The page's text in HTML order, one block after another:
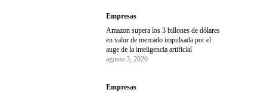
Empresas
Amazon supera los 3 billones de dólares
en valor de mercado impulsada por el
auge de la inteligencia artificial
agosto 3, 2026
Empresas